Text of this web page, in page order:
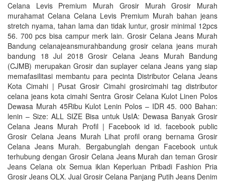
Celana Levis Premium Murah Grosir Murah Grosir Murah
murahamat Celana Celana Levis Premium Murah bahan jeans
stretch nyama, tahan lama dan tidak luntur, grosir minimal 12pcs
56. 700 pcs bisa campur merk lain. Grosir Celana Jeans Murah
Bandung celanajeansmurahbandung grosir celana jeans murah
bandung 18 Jul 2018 Grosir Celana Jeans Murah Bandung
(CJMB) merupakan Grosir dan suplayer celana Jeans yang siap
memafasilitasi membantu para pecinta Distributor Celana Jeans
Kota Cimahi | Pusat Grosir Cimahi grosircimahi tag distributor
celana jeans kota cimahi Sentra Grosir Celana Kulot Linen Polos
Dewasa Murah 45Ribu Kulot Lenin Polos – IDR 45. 000 Bahan:
lenin – Size: ALL SIZE Bisa untuk UsIA: Dewasa Banyak Grosir
Celana Jeans Murah Profil | Facebook id id. facebook public
Grosir Celana Jeans Murah Lihat profil orang bernama Grosir
Celana Jeans Murah. Bergabunglah dengan Facebook untuk
terhubung dengan Grosir Celana Jeans Murah dan teman Grosir
Jeans Celana olx Semua iklan Keperluan Pribadi Fashion Pria
Grosir Jeans OLX. Jual Grosir Celana Panjang Putih Jeans Denim